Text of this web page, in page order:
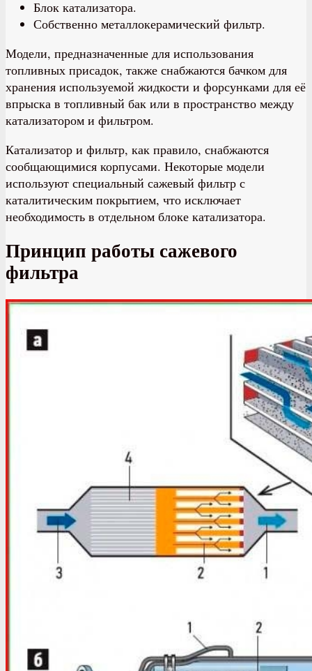
Блок катализатора.
Собственно металлокерамический фильтр.
Модели, предназначенные для использования
топливных присадок, также снабжаются бачком для
хранения используемой жидкости и форсунками для её
впрыска в топливный бак или в пространство между
катализатором и фильтром.
Катализатор и фильтр, как правило, снабжаются
сообщающимися корпусами. Некоторые модели
используют специальный сажевый фильтр с
каталитическим покрытием, что исключает
необходимость в отдельном блоке катализатора.
Принцип работы сажевого
фильтра